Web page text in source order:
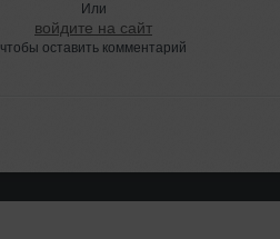
Или
войдите на сайт
чтобы оставить комментарий